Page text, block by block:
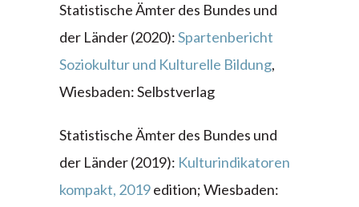
Statistische Ämter des Bundes und
der Länder (2020):Spartenbericht
Soziokultur und Kulturelle Bildung,
Wiesbaden: Selbstverlag
Statistische Ämter des Bundes und
der Länder (2019): Kulturindikatoren
kompakt, 2019edition; Wiesbaden: